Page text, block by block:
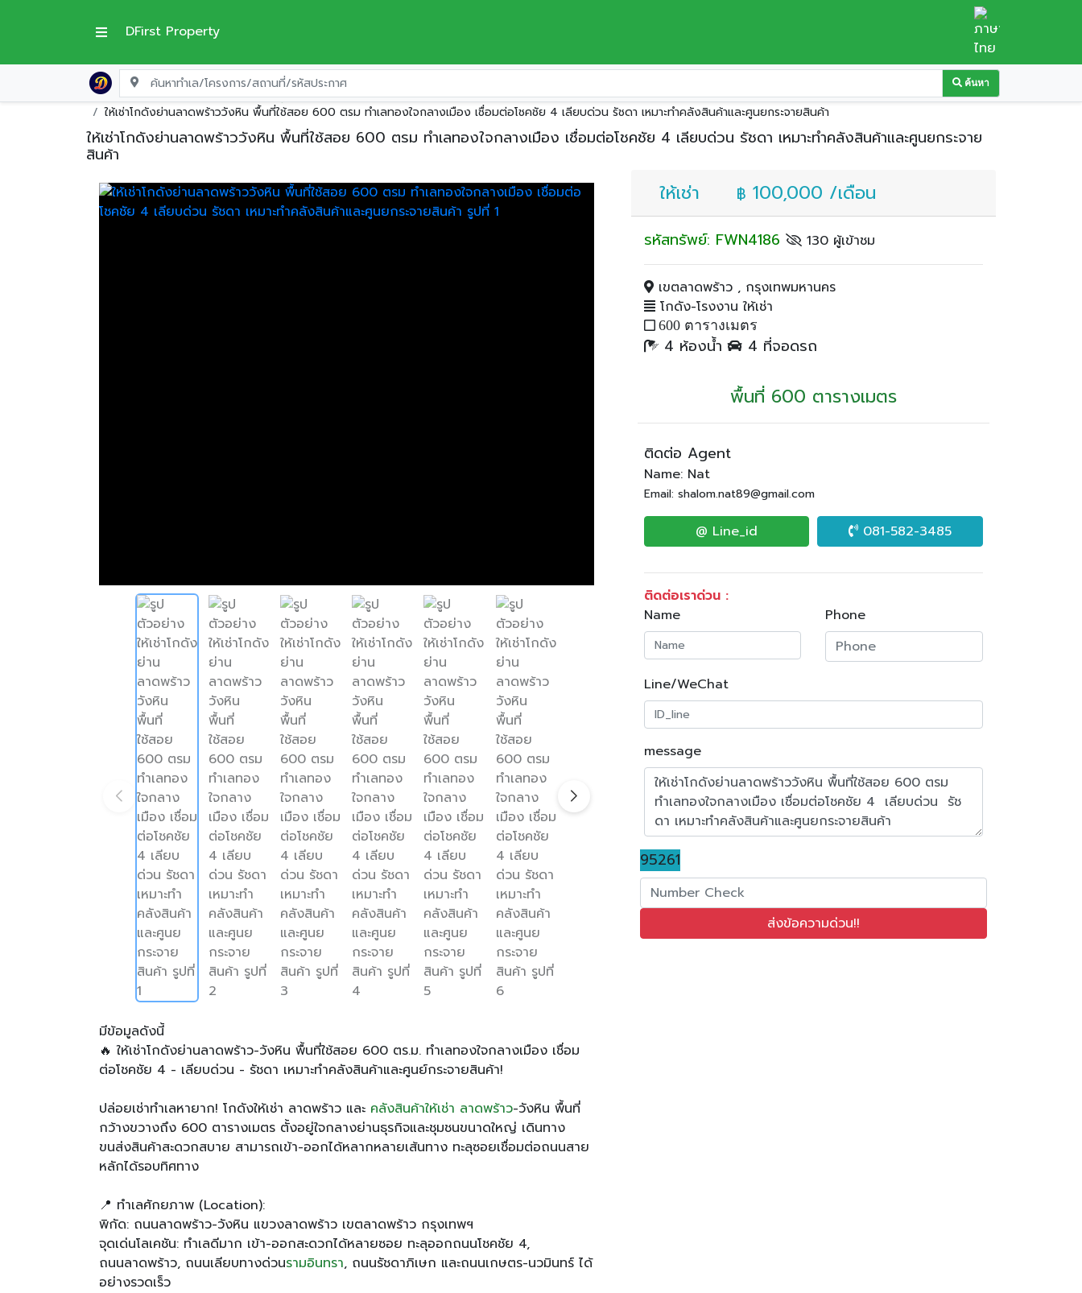
DFirst Property
ค้นหา
หน้าแรก โกดัง-โรงงานให้เช่า กรุงเทพมหานคร
เขตลาดพร้าว
ให้เช่าโกดังย่านลาดพร้าววังหิน พื้นที่ใช้สอย 600 ตรม ทำเลทองใจกลางเมือง เชื่อมต่อโชคชัย 4 เลียบด่วน รัชดา เหมาะทำคลังสินค้าและศูนยกระจายสินค้า
ให้เช่าโกดังย่านลาดพร้าววังหิน พื้นที่ใช้สอย 600 ตรม ทำเลทองใจกลางเมือง เชื่อมต่อโชคชัย 4 เลียบด่วน รัชดา เหมาะทำคลังสินค้าและศูนยกระจาย
สินค้า
มีข้อมูลดังนี้
🔥 ให้เช่าโกดังย่านลาดพร้าว-วังหิน พื้นที่ใช้สอย 600 ตร.ม. ทำเลทองใจกลางเมือง เชื่อม
ต่อโชคชัย 4 - เลียบด่วน - รัชดา เหมาะทำคลังสินค้าและศูนย์กระจายสินค้า!
ปล่อยเช่าทำเลหายาก! โกดังให้เช่า ลาดพร้าว และ คลังสินค้าให้เช่า ลาดพร้าว-วังหิน พื้นที่
กว้างขวางถึง 600 ตารางเมตร ตั้งอยู่ใจกลางย่านธุรกิจและชุมชนขนาดใหญ่ เดินทาง
ขนส่งสินค้าสะดวกสบาย สามารถเข้า-ออกได้หลากหลายเส้นทาง ทะลุซอยเชื่อมต่อถนนสาย
หลักได้รอบทิศทาง
📍 ทำเลศักยภาพ (Location):
พิกัด: ถนนลาดพร้าว-วังหิน แขวงลาดพร้าว เขตลาดพร้าว กรุงเทพฯ
จุดเด่นโลเคชัน: ทำเลดีมาก เข้า-ออกสะดวกได้หลายซอย ทะลุออกถนนโชคชัย 4,
ถนนลาดพร้าว, ถนนเลียบทางด่วนรามอินทรา, ถนนรัชดาภิเษก และถนนเกษตร-นวมินทร์ ได้
อย่างรวดเร็ว
ให้เช่า ฿ 100,000 /เดือน
รหัสทรัพย์: FWN4186 130 ผู้เข้าชม
เขตลาดพร้าว , กรุงเทพมหานคร
โกดัง-โรงงาน ให้เช่า
600 ตารางเมตร
4 ห้องน้ำ 4 ที่จอดรถ
พื้นที่ 600 ตารางเมตร
ติดต่อ Agent
Name: Nat
Email: shalom.nat89@gmail.com
@ Line_id 081-582-3485
ติดต่อเราด่วน :
Name
Phone
Line/WeChat
message
95261